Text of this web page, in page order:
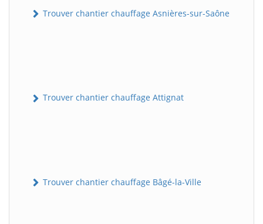
Trouver chantier chauffage Asnières-sur-Saône
Trouver chantier chauffage Attignat
Trouver chantier chauffage Bâgé-la-Ville